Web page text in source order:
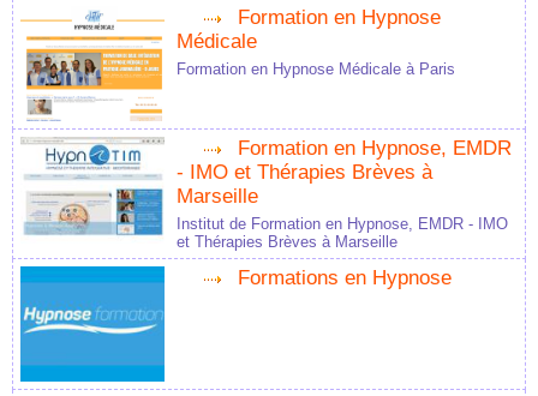
Formation en Hypnose
Médicale
Formation en Hypnose Médicale à Paris
Formation en Hypnose, EMDR
- IMO et Thérapies Brèves à
Marseille
Institut de Formation en Hypnose, EMDR - IMO
et Thérapies Brèves à Marseille
Formations en Hypnose